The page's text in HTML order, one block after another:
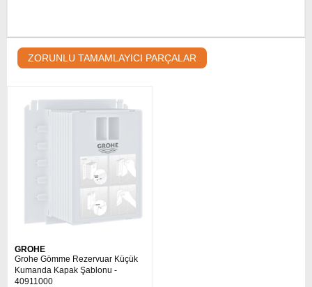
ZORUNLU TAMAMLAYICI PARÇALAR
GROHE
Grohe Gömme Rezervuar Küçük
Kumanda Kapak Şablonu -
40911000